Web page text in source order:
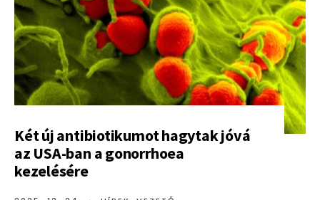
Két új antibiotikumot hagytak jóvá
az USA-ban a gonorrhoea
kezelésére